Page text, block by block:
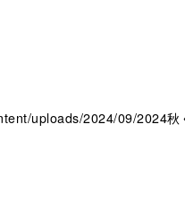
uploads/2024/09/2024秋